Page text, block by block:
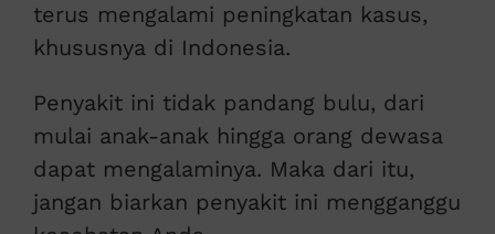
terus mengalami peningkatan kasus,
khususnya di Indonesia.
Penyakit ini tidak pandang bulu, dari
mulai anak-anak hingga orang dewasa
dapat mengalaminya. Maka dari itu,
jangan biarkan penyakit ini mengganggu